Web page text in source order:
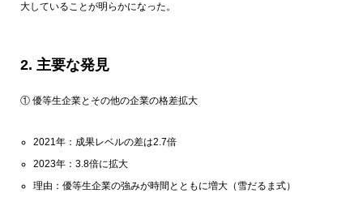
大していることが明らかになった。
2. 主要な発見
① 優等生企業とその他の企業の格差拡大
2021年：成果レベルの差は2.7倍
2023年：3.8倍に拡大
理由：優等生企業の強みが時間とともに増大（雪だるま式）